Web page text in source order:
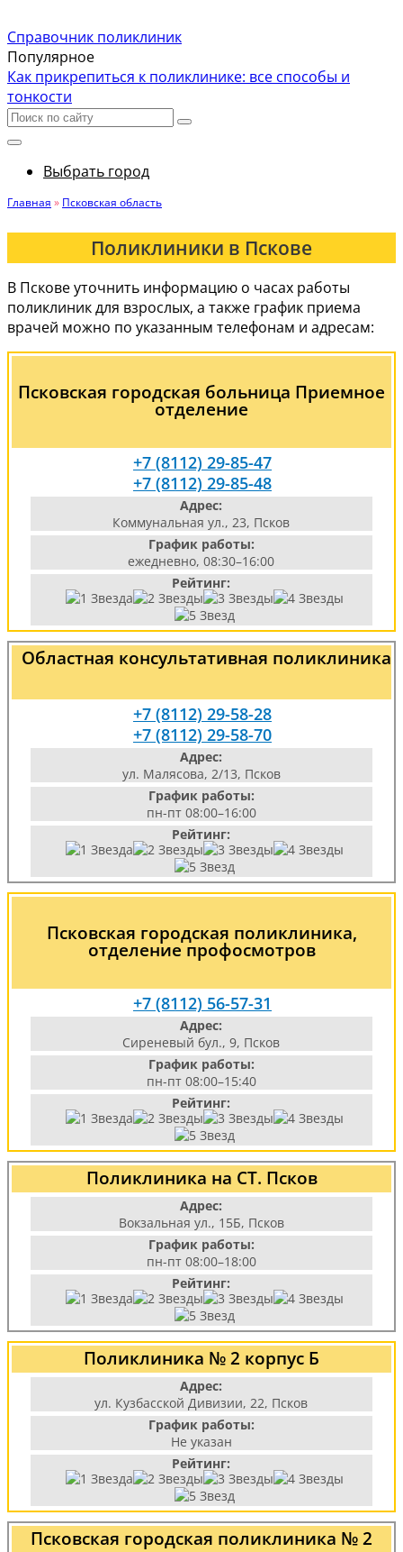
Справочник поликлиник
Популярное
Как прикрепиться к поликлинике: все способы и
тонкости
Выбрать город
Главная » Псковская область
Поликлиники в Пскове
В Пскове уточнить информацию о часах работы
поликлиник для взрослых, а также график приема
врачей можно по указанным телефонам и адресам:
Псковская городская больница Приемное
отделение
+7 (8112) 29-85-47
+7 (8112) 29-85-48
Адрес:
Коммунальная ул., 23, Псков
График работы:
ежедневно, 08:30–16:00
Рейтинг:
Областная консультативная поликлиника
+7 (8112) 29-58-28
+7 (8112) 29-58-70
Адрес:
ул. Малясова, 2/13, Псков
График работы:
пн-пт 08:00–16:00
Рейтинг:
Псковская городская поликлиника,
отделение профосмотров
+7 (8112) 56-57-31
Адрес:
Сиреневый бул., 9, Псков
График работы:
пн-пт 08:00–15:40
Рейтинг:
Поликлиника на СТ. Псков
Адрес:
Вокзальная ул., 15Б, Псков
График работы:
пн-пт 08:00–18:00
Рейтинг:
Поликлиника № 2 корпус Б
Адрес:
ул. Кузбасской Дивизии, 22, Псков
График работы:
Не указан
Рейтинг:
Псковская городская поликлиника № 2